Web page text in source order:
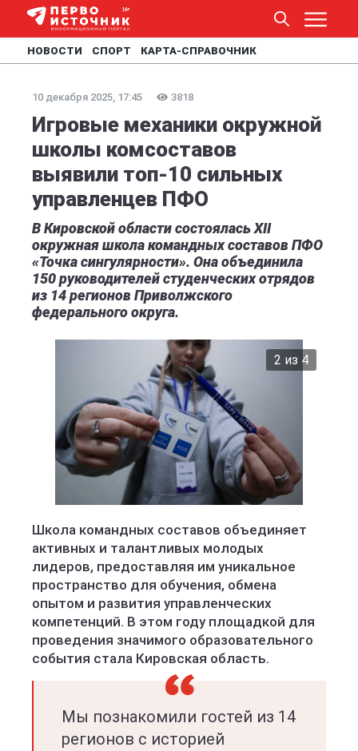
НОВОСТИ СПОРТ КАРТА-СПРАВОЧНИК
10 декабря 2025, 17:45 3818
Игровые механики окружной
школы комсоставов
выявили топ-10 сильных
управленцев ПФО
В Кировской области состоялась XII
окружная школа командных составов ПФО
«Точка сингулярности». Она объединила
150 руководителей студенческих отрядов
из 14 регионов Приволжского
федерального округа.
2 из 4
Школа командных составов объединяет
активных и талантливых молодых
лидеров, предоставляя им уникальное
пространство для обучения, обмена
опытом и развития управленческих
компетенций. В этом году площадкой для
проведения значимого образовательного
события стала Кировская область.
Мы познакомили гостей из 14
регионов с историей